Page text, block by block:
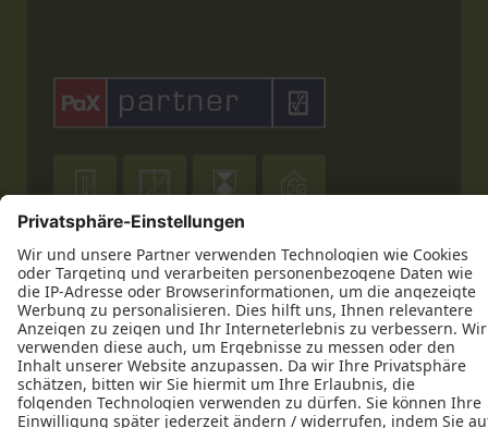
  
   
  